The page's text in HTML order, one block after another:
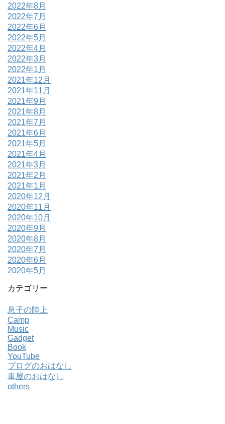
2022年8月
2022年7月
2022年6月
2022年5月
2022年4月
2022年3月
2022年1月
2021年12月
2021年11月
2021年9月
2021年8月
2021年7月
2021年6月
2021年5月
2021年4月
2021年3月
2021年2月
2021年1月
2020年12月
2020年11月
2020年10月
2020年9月
2020年8月
2020年7月
2020年6月
2020年5月
カテゴリー
息子の陸上
Camp
Music
Gadget
Book
YouTube
ブログのおはなし
車屋のおはなし
others